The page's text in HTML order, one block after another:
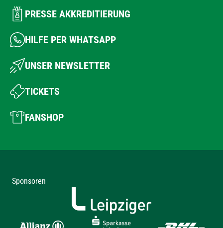
PRESSE AKKREDITIERUNG
HILFE PER WHATSAPP
UNSER NEWSLETTER
TICKETS
FANSHOP
Sponsoren